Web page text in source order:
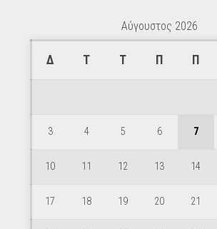
Αύγουστος 2026
Δ Τ Τ Π Π
3 4 5 6 7
10 11 12 13 14
17 18 19 20 21